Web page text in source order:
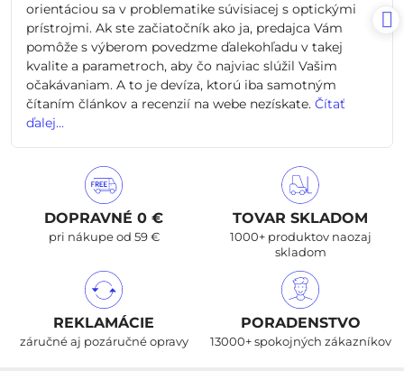
orientáciou sa v problematike súvisiacej s optickými
prístrojmi. Ak ste začiatočník ako ja, predajca Vám
pomôže s výberom povedzme ďalekohľadu v takej
kvalite a parametroch, aby čo najviac slúžil Vašim
očakávaniam. A to je devíza, ktorú iba samotným
čítaním článkov a recenzií na webe nezískate. Čítať
ďalej...
DOPRAVNÉ 0 €
pri nákupe od 59 €
TOVAR SKLADOM
1000+ produktov naozaj
skladom
REKLAMÁCIE
záručné aj pozáručné opravy
PORADENSTVO
13000+ spokojných zákazníkov